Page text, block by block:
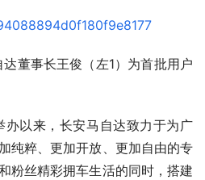
董事长王俊（左1）为首批用户
办以来，长安马自达致力于为广
纯粹、更加开放、更加自由的专
粉丝精彩拥车生活的同时，搭建